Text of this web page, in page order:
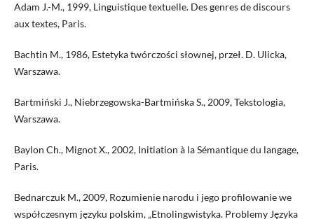
Adam J.-M., 1999, Linguistique textuelle. Des genres de discours
aux textes, Paris.
Bachtin M., 1986, Estetyka twórczości słownej, przeł. D. Ulicka,
Warszawa.
Bartmiński J., Niebrzegowska-Bartmińska S., 2009, Tekstologia,
Warszawa.
Baylon Ch., Mignot X., 2002, Initiation à la Sémantique du langage,
Paris.
Bednarczuk M., 2009, Rozumienie narodu i jego profilowanie we
współczesnym języku polskim, „Etnolingwistyka. Problemy Języka